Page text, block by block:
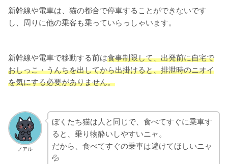
新幹線や電車は、猫の都合で停車することができないです
し、周りに他の乗客も乗っていらっしゃいます。
新幹線や電車で移動する前は食事制限して、出発前に自宅で
おしっこ・うんちを出してから出掛けると、排泄時のニオイ
を気にする必要がありません。
ノアル
ぼくたち猫は人と同じで、食べてすぐに乗車す
ると、乗り物酔いしやすいニャ。
だから、食べてすぐの乗車は避けてほしいニャ
💦